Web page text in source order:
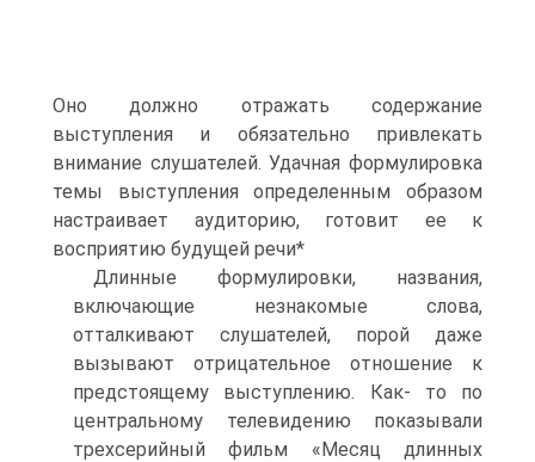
Оно должно отражать содержание
выступления и обязательно привлекать
внимание слушателей. Удачная формулировка
темы выступления определенным образом
настраивает аудиторию, готовит ее к
восприятию будущей речи*
Длинные формулировки, названия,
включающие незнакомые слова,
отталкивают слушателей, порой даже
вызывают отрицательное отношение к
предстоящему выступлению. Как- то по
центральному телевидению показывали
трехсерийный фильм «Месяц длинных